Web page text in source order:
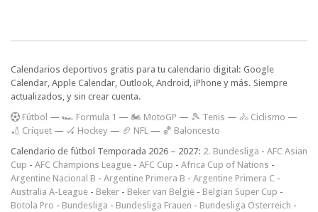
Calendarios deportivos gratis para tu calendario digital: Google
Calendar, Apple Calendar, Outlook, Android, iPhone y más. Siempre
actualizados, y sin crear cuenta.
Fútbol — 🏎️ Formula 1 — 🏍 MotoGP — 🎾 Tenis — 🚴 Ciclismo —
🏏 Críquet — 🏑 Hockey — 🏈 NFL — 🏀 Baloncesto
Calendario de fútbol Temporada 2026 – 2027: 2. Bundesliga - AFC Asian
Cup - AFC Champions League - AFC Cup - Africa Cup of Nations -
Argentine Nacional B - Argentine Primera B - Argentine Primera C -
Australia A-League - Beker - Beker van België - Belgian Super Cup -
Botola Pro - Bundesliga - Bundesliga Frauen - Bundesliga Österreich -